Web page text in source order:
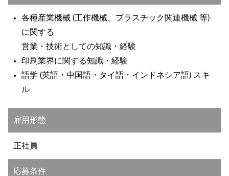
各種産業機械 (工作機械、プラスチック関連機械 等)
に関する
営業・技術としての知識・経験
印刷業界に関する知識・経験
語学 (英語・中国語・タイ語・インドネシア語) スキ
ル
雇用形態
正社員
応募条件